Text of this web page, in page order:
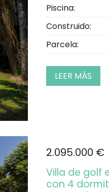
Piscina:
Construido:
Parcela:
LEER MÁS
2.095.000 €
Villa de golf
con 4